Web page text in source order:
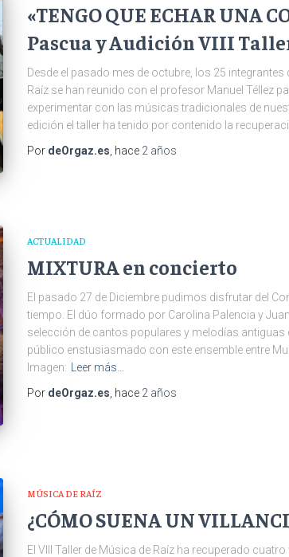
«TENGO QUE ECHAR UNA
Pascua y Audición VIII
Desde el pasado mes de octubre, los 25
Raíz se han reunido con el profesor Manuel Téllez
experimentar con las músicas tradicionales de
edición el taller ha tenido por contenido la
Por deOrgaz.es , hace 2 años
ACTUALIDAD
MIXTURA en concierto
El pasado 27 de Diciembre pudimos disfrutar del
tiempo. El dúo formado por Carolina Palencia y
selección de cantos populares y melodías antiguas
público enstusiasmado con este ensemble entre
Imagen:
Leer más…
Por deOrgaz.es , hace 2 años
MÚSICA DE RAÍZ
¿CÓMO SUENA UN
El VIII Taller de Música de Raíz ha recuperado